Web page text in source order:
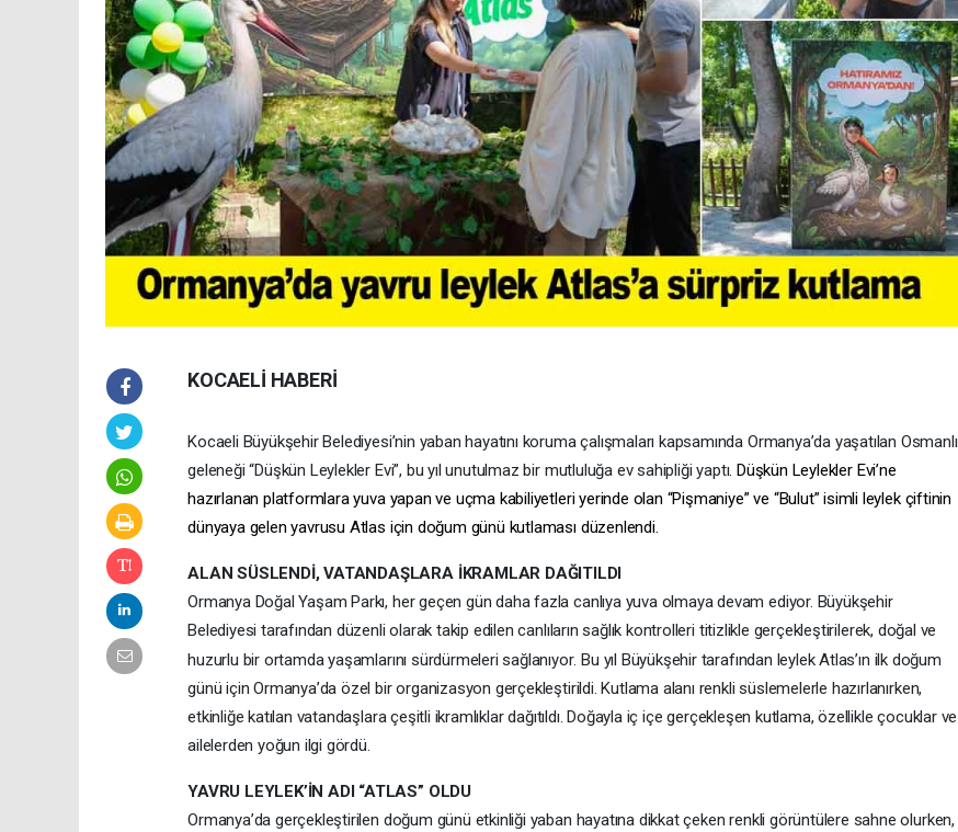
KOCAELİ HABERİ
Kocaeli Büyükşehir Belediyesi’nin yaban hayatını koruma çalışmaları kapsamında Ormanya’da yaşatılan Osmanlı
geleneği “Düşkün Leylekler Evi”, bu yıl unutulmaz bir mutluluğa ev sahipliği yaptı. Düşkün Leylekler Evi’ne
hazırlanan platformlara yuva yapan ve uçma kabiliyetleri yerinde olan “Pişmaniye” ve “Bulut” isimli leylek çiftinin
dünyaya gelen yavrusu Atlas için doğum günü kutlaması düzenlendi.
ALAN SÜSLENDİ, VATANDAŞLARA İKRAMLAR DAĞITILDI
Ormanya Doğal Yaşam Parkı, her geçen gün daha fazla canlıya yuva olmaya devam ediyor. Büyükşehir
Belediyesi tarafından düzenli olarak takip edilen canlıların sağlık kontrolleri titizlikle gerçekleştirilerek, doğal ve
huzurlu bir ortamda yaşamlarını sürdürmeleri sağlanıyor. Bu yıl Büyükşehir tarafından leylek Atlas’ın ilk doğum
günü için Ormanya’da özel bir organizasyon gerçekleştirildi. Kutlama alanı renkli süslemelerle hazırlanırken,
etkinliğe katılan vatandaşlara çeşitli ikramlıklar dağıtıldı. Doğayla iç içe gerçekleşen kutlama, özellikle çocuklar ve
ailelerden yoğun ilgi gördü.
YAVRU LEYLEK’İN ADI “ATLAS” OLDU
Ormanya’da gerçekleştirilen doğum günü etkinliği yaban hayatına dikkat çeken renkli görüntülere sahne olurken,